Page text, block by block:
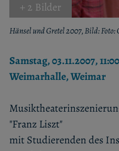
+ 2 Bilder
Hänsel und Gretel 2007, Bild:
Samstag, 03.11.2007, 11:00
Weimarhalle, Weimar
"Franz Liszt"
mit Studierenden des